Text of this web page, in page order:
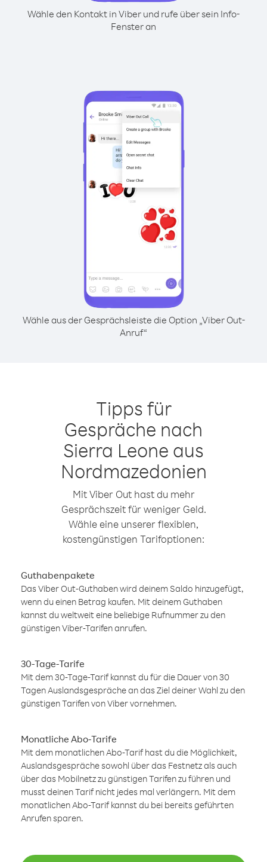
Wähle den Kontakt in Viber und rufe über sein Info-
Fenster an
Wähle aus der Gesprächsleiste die Option „Viber Out-
Anruf“
Tipps für
Gespräche nach
Sierra Leone aus
Nordmazedonien
Mit Viber Out hast du mehr
Gesprächszeit für weniger Geld.
Wähle eine unserer flexiblen,
kostengünstigen Tarifoptionen:
Guthabenpakete
Das Viber Out-Guthaben wird deinem Saldo hinzugefügt,
wenn du einen Betrag kaufen. Mit deinem Guthaben
kannst du weltweit eine beliebige Rufnummer zu den
günstigen Viber-Tarifen anrufen.
30-Tage-Tarife
Mit dem 30-Tage-Tarif kannst du für die Dauer von 30
Tagen Auslandsgespräche an das Ziel deiner Wahl zu den
günstigen Tarifen von Viber vornehmen.
Monatliche Abo-Tarife
Mit dem monatlichen Abo-Tarif hast du die Möglichkeit,
Auslandsgespräche sowohl über das Festnetz als auch
über das Mobilnetz zu günstigen Tarifen zu führen und
musst deinen Tarif nicht jedes mal verlängern. Mit dem
monatlichen Abo-Tarif kannst du bei bereits geführten
Anrufen sparen.